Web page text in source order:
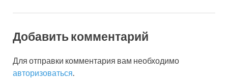
Добавить комментарий
Для отправки комментария вам необходимо
авторизоваться